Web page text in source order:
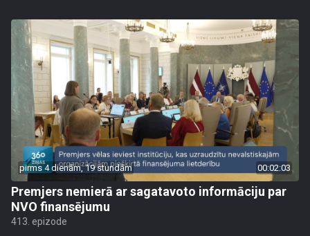
pirms 4 dienām, 19 stundām 00:02:03
Premjers nemierā ar sagatavoto informāciju par
NVO finansējumu
413. epizode